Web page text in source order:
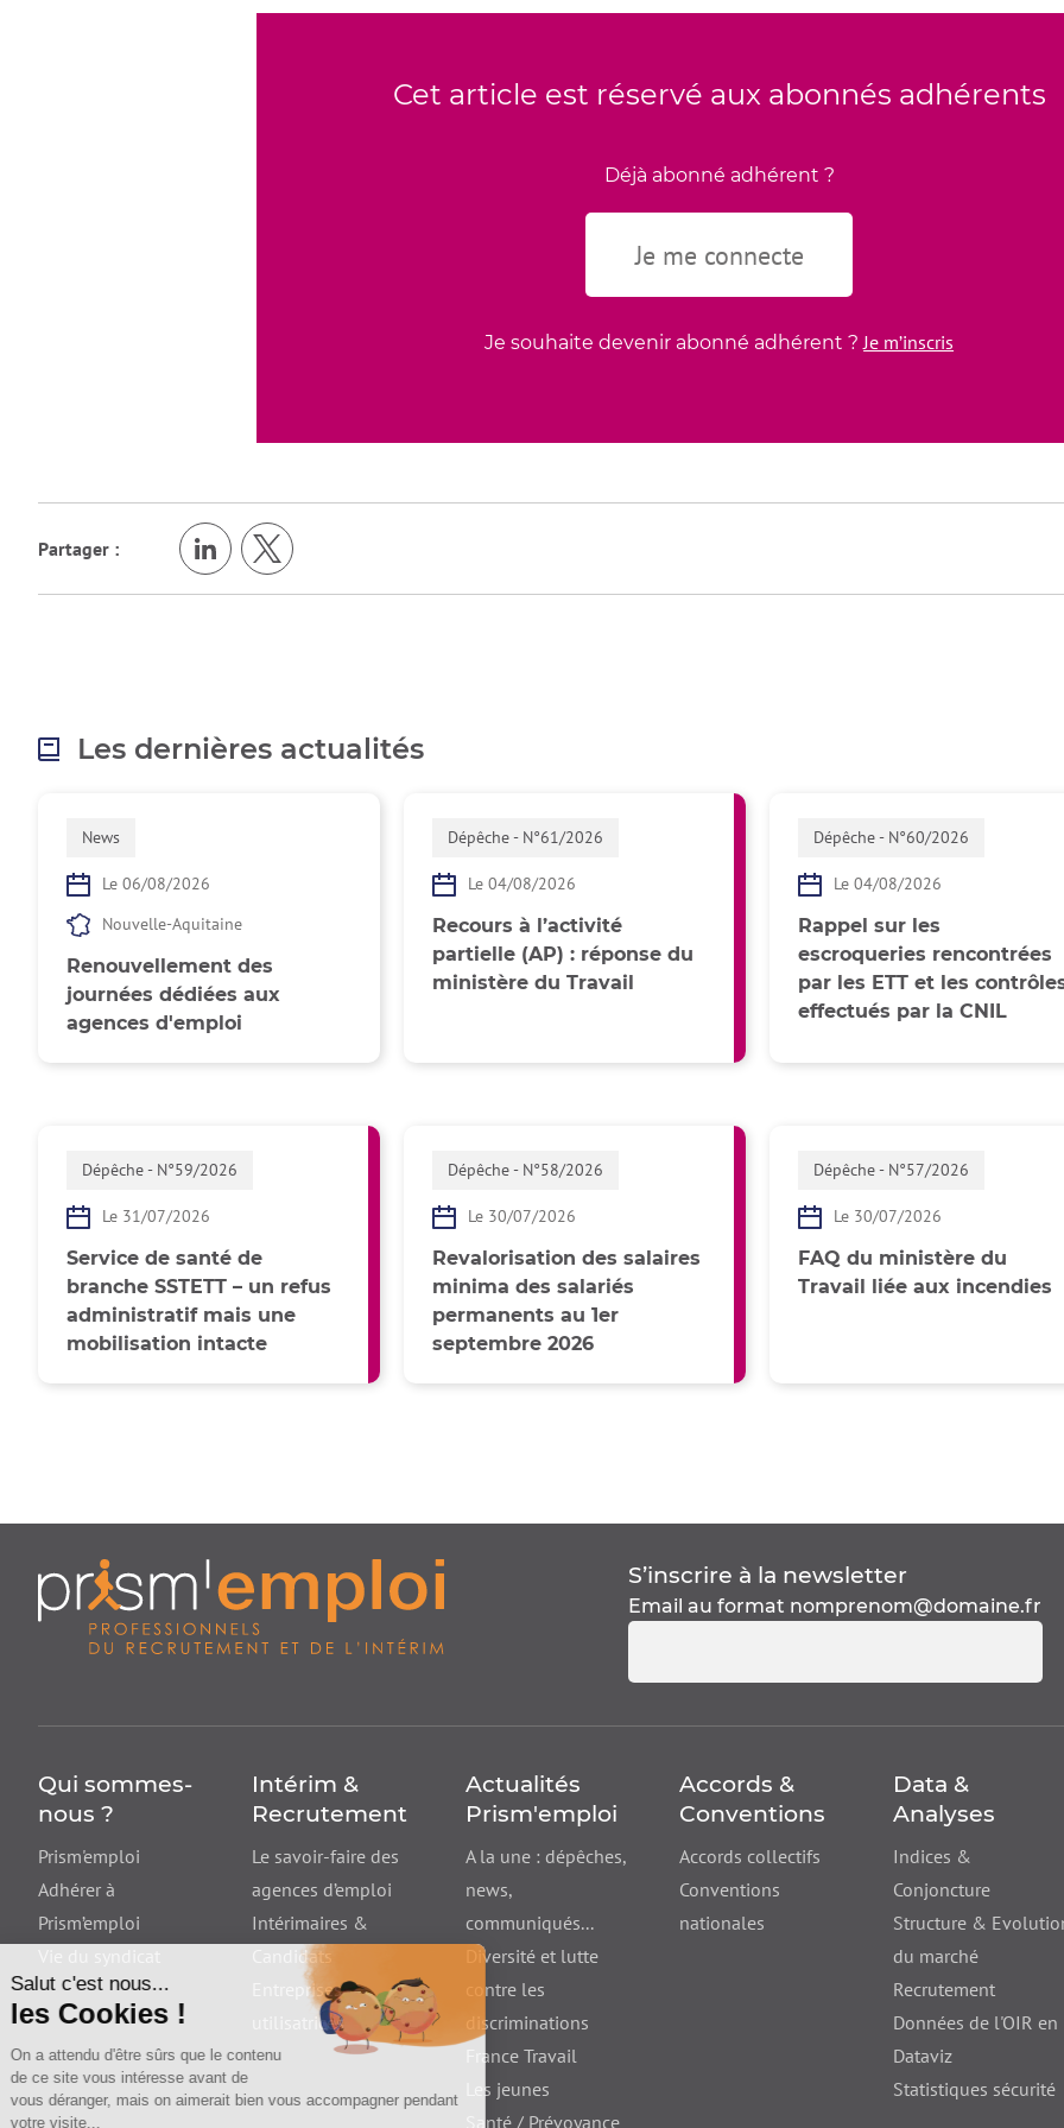
Cet article est réservé aux abonnés adhérents
Déjà abonné adhérent ?
Je me connecte
Je souhaite devenir abonné adhérent ? Je m’inscris
Partager :
Les dernières actualités
News
Le 06/08/2026
Nouvelle-Aquitaine
Renouvellement des
journées dédiées aux
agences d'emploi
Dépêche - N°61/2026
Le 04/08/2026
Recours à l’activité
partielle (AP) : réponse du
ministère du Travail
Dépêche - N°60/2026
Le 04/08/2026
Rappel sur les
escroqueries rencontrées
par les ETT et les
effectués par la CNIL
Dépêche - N°59/2026
Le 31/07/2026
Service de santé de
branche SSTETT – un refus
administratif mais une
mobilisation intacte
Dépêche - N°58/2026
Le 30/07/2026
Revalorisation des salaires
minima des salariés
permanents au 1er
septembre 2026
Dépêche - N°57/2026
Le 30/07/2026
FAQ du ministère du
Travail liée aux incendies
S’inscrire à la newsletter
Email au format nomprenom@domaine.fr
Qui sommes-
nous ?
Prism'emploi
Adhérer à
Prism’emploi
Intérim &
Recrutement
Le savoir-faire des
agences d’emploi
Intérimaires &
Candidats
Entreprises
utilisatrices
Actualités
Prism'emploi
A la une : dépêches,
news,
communiqués...
Diversité et lutte
contre les
discriminations
France Travail
Les jeunes
Santé / Prévoyance
Accords &
Conventions
Accords collectifs
Conventions
nationales
Data &
Analyses
Indices &
Conjoncture
Structure &
du marché
Recrutement
Données de l'OIR en
Dataviz
Statistiques sécurité